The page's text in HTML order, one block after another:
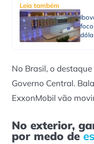
Leia também
No Brasil, o
Governo Central.
ExxonMobil vão
No exterior,
por medo de